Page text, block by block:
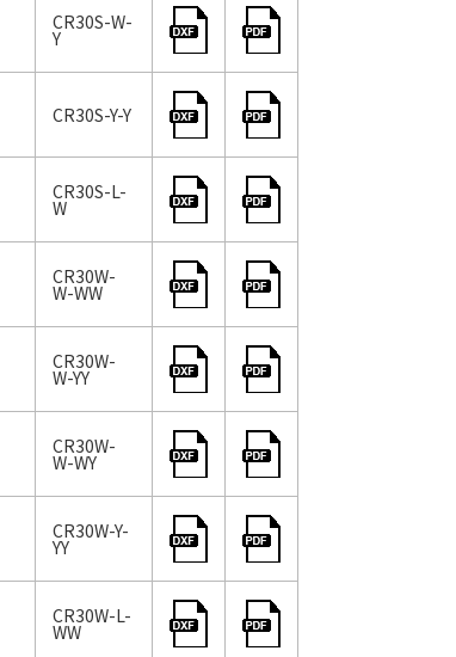
CR30S-W-
Y
CR30S-Y-Y
CR30S-L-
W
CR30W-
W-WW
CR30W-
W-YY
CR30W-
W-WY
CR30W-Y-
YY
CR30W-L-
WW